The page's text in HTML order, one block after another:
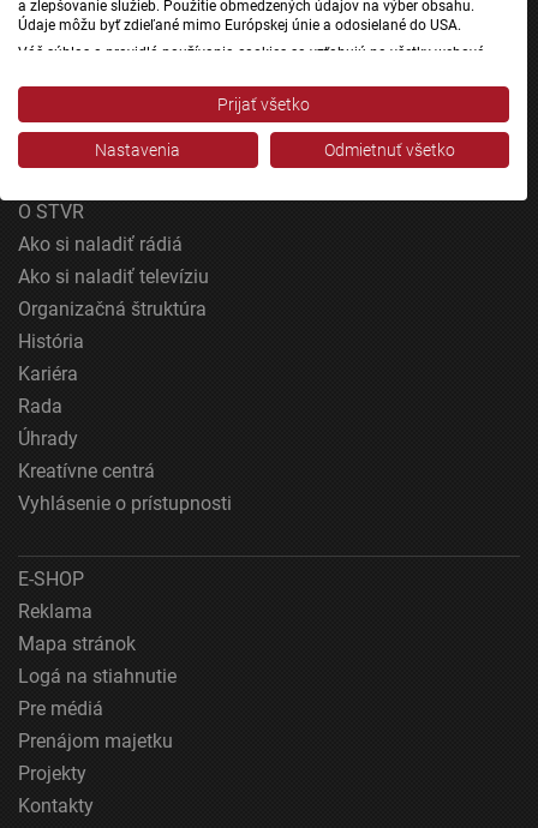
a zlepšovanie služieb. Použitie obmedzených údajov na výber obsahu.
Údaje môžu byť zdieľané mimo Európskej únie a odosielané do USA.
Váš súhlas a pravidlá používania cookies sa vzťahujú na všetky webové
Stred, Rádio Regina Západ, Rádio Patria, Rádio Devín, RTVS, Hudobné
pozdravy, Rádio Slovensko, RSI Francais, RSI English, RSI Slovensky, Rádio
Junior, RSI, Rádio Regina Východ, Rádio_FM, RSI Espanol, NEV.
Zobraziť zoznam partnerov (1 predajcovia IAB)
Účely spracovania IAB:
zariadení
Vytvoriť profily pre personalizovanú reklamu
Použiť profily na výber personalizovanej
reklamy
Vytvoriť profily na prispôsobenie obsahu
Meranie výkonnosti obsahu
Pochopiť cieľové skupiny na základe štatistík
alebo spájania údajov z rôznych zdrojov
Vývoj a zlepšovanie služieb
Použitie obmedzených údajov na výber obsahu
Prijať všetko
Nastavenia Odmietnuť všetko
Rádio_FM
Patria
Rádio Junior
O STVR
Ako si naladiť rádiá
Ako si naladiť televíziu
Organizačná štruktúra
História
Kariéra
Rada
Úhrady
Kreatívne centrá
Vyhlásenie o prístupnosti
E-SHOP
Reklama
Mapa stránok
Logá na stiahnutie
Pre médiá
Prenájom majetku
Projekty
Kontakty